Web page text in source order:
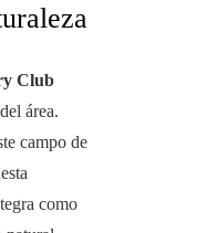
Club
área.
campo de
como